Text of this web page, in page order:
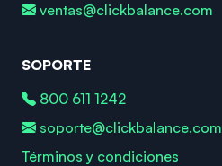
ventas@clickbalance.com
SOPORTE
800 611 1242
soporte@clickbalance.com
Términos y condiciones